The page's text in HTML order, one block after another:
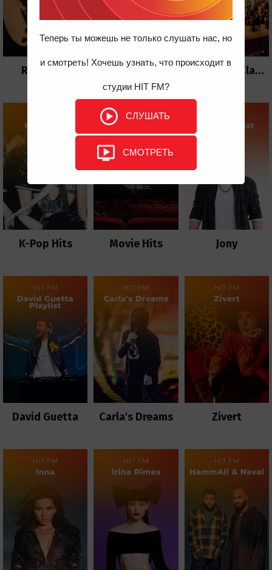
Теперь ты можешь не только слушать нас, но
и смотреть! Хочешь узнать, что происходит в
студии HIT FM?
СЛУШАТЬ
СМОТРЕТЬ
Rock Hits Trance Hits Orchestral Classics
K-Pop Hits Movie Hits Jony
David Guetta Carla's Dreams Zivert